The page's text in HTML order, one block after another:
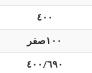
٤٠٠
١٠٠صفر
٤٠٠/٦٩٠